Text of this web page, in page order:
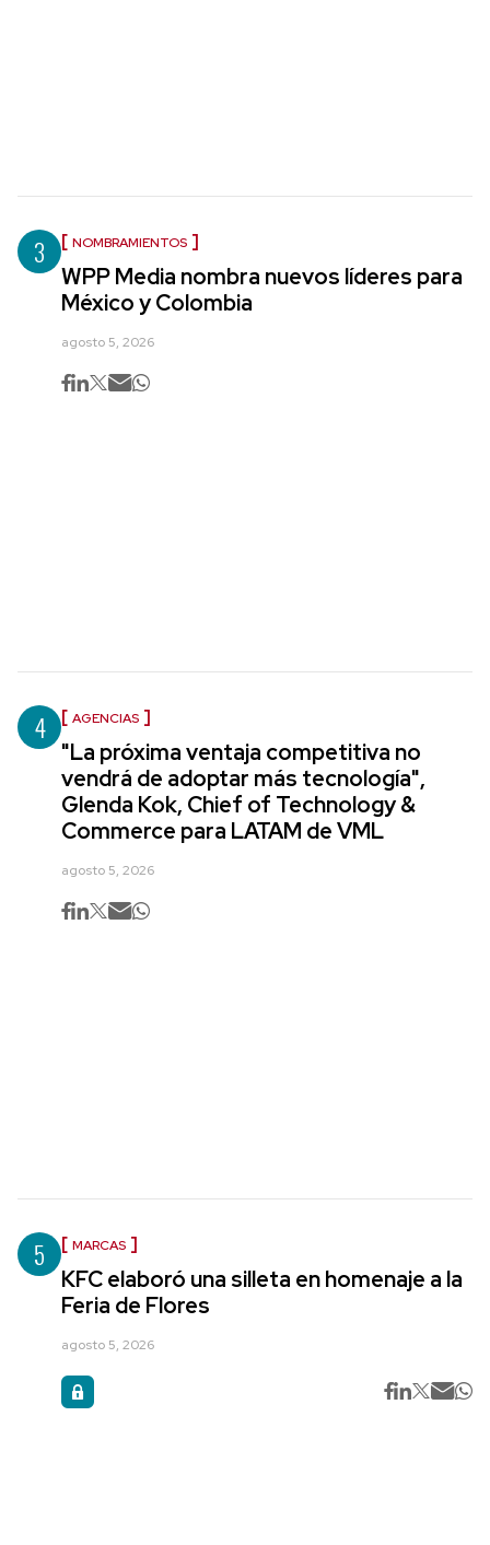
3 NOMBRAMIENTOS
WPP Media nombra nuevos líderes para
México y Colombia
agosto 5, 2026
4 AGENCIAS
"La próxima ventaja competitiva no
vendrá de adoptar más tecnología",
Glenda Kok, Chief of Technology &
Commerce para LATAM de VML
agosto 5, 2026
5 MARCAS
KFC elaboró una silleta en homenaje a la
Feria de Flores
agosto 5, 2026